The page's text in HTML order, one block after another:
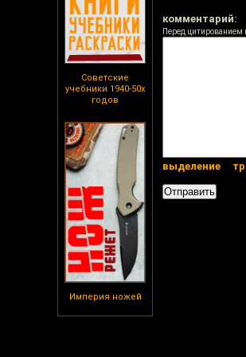
Советские
учебники 1940-50х
годов
Империя ножей
комментарий:
Перед цитированием
выделение